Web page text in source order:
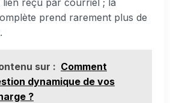
prend rarement plus de
sur : Comment
dynamique de vos
?